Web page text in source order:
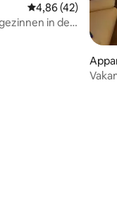
48 recensies
Gemiddelde
4,86 (42)
in de